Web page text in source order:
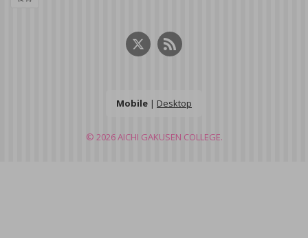
Mobile | Desktop
© 2026AICHI GAKUSEN COLLEGE.